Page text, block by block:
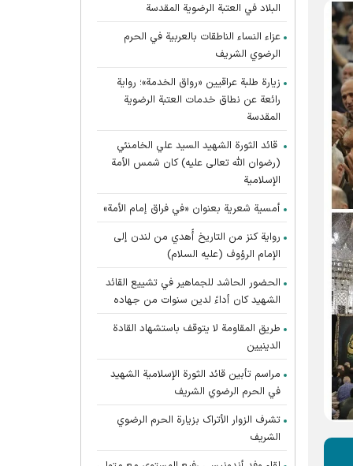
البلاد في العتبة الرضوية المقدسة
عزاء النساء الناطقات بالعربية في الحرم
الرضوي الشريف
زيارة طلبة عراقيين «رواق الخدمة»؛ رواية
رائعة عن نطاق خدمات العتبة الرضوية
المقدسة
قائد الثورة الشهيد السيد علي الخامنئي
(رضوان الله تعالى عليه) كان شمس الأمة
الإسلامية
أمسية شعرية بعنوان «في فراق إمام الأمة»
رواية كنز من التاريخ أُهدي من لندن إلى
الإمام الرؤوف (عليه السلام)
الحضور الحاشد للجماهير في تشييع القائد
الشهيد كان أداءً لدين سنوات من جهاده
طريق المقاومة لا يتوقف باستشهاد القادة
الدينيين
مراسم تأبين قائد الثورة الإسلامية الشهید
في الحرم الرضوي الشریف
تشرف الزوار الأتراک بزیارة الحرم الرضوي
الشریف